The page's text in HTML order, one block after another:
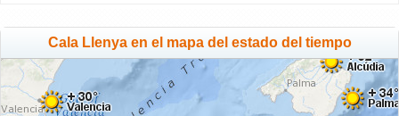
Cala Llenya en el mapa del estado del tiempo